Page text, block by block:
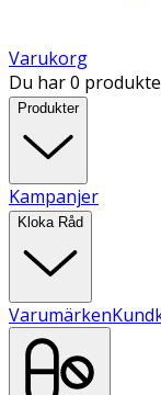
Varukorg
Du har 0
Produkter
Kampanjer
Kloka Råd
Varumärken